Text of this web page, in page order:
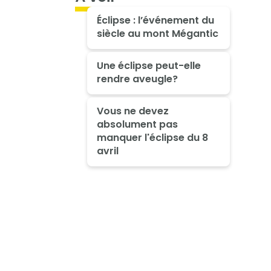
Éclipse : l’événement du
siècle au mont Mégantic
Une éclipse peut-elle
rendre aveugle?
Vous ne devez
absolument pas
manquer l'éclipse du 8
avril